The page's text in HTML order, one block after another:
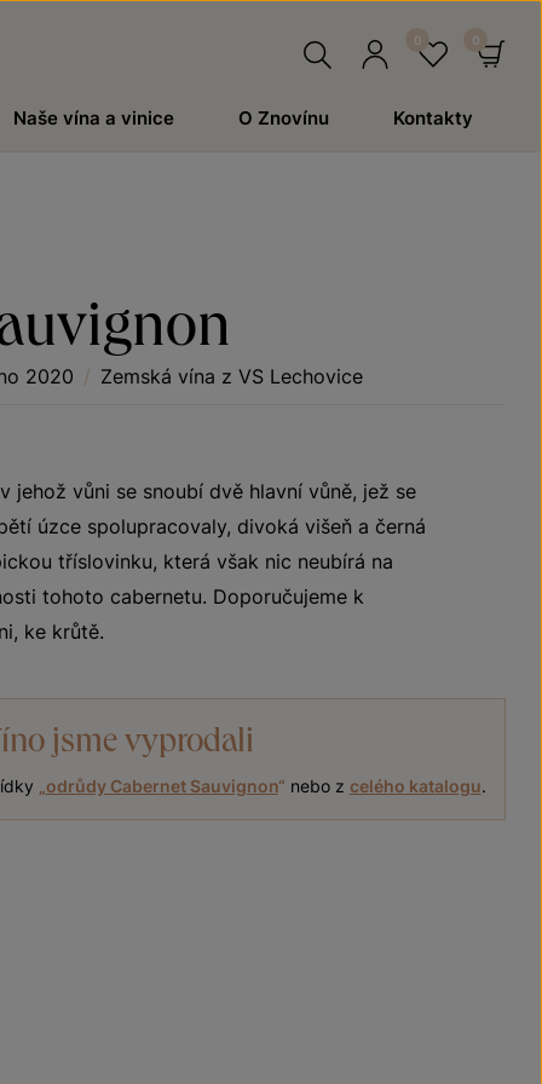
Naše vína a vinice O Znovínu Kontakty
2020 / Zemská vína z VS Lechovice
jehož vůni se snoubí dvě hlavní vůně, jež se
úzce spolupracovaly, divoká višeň a černá
tříslovinku, která však nic neubírá na
tohoto cabernetu. Doporučujeme k
ke krůtě.
jsme vyprodali
odrůdy Cabernet Sauvignon“ nebo z celého katalogu.